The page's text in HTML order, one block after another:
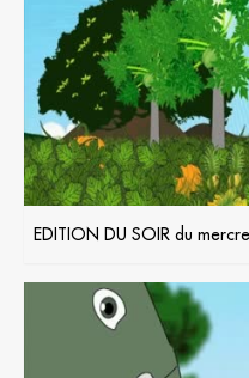
EDITION DU SOIR du